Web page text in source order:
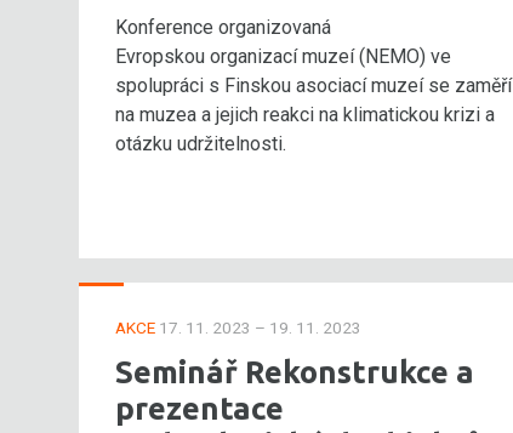
Konference organizovaná
Evropskou organizací muzeí (NEMO) ve
spolupráci s Finskou asociací muzeí se zaměří
na muzea a jejich reakci na klimatickou krizi a
otázku udržitelnosti.
AKCE 17. 11. 2023 – 19. 11. 2023
Seminář Rekonstrukce a
prezentace